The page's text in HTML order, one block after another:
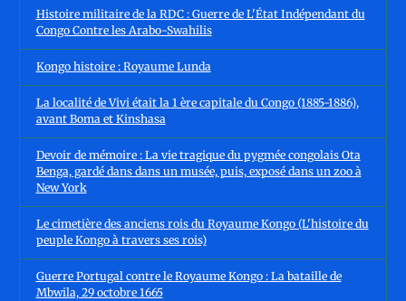
Histoire militaire de la RDC : Guerre de L'État Indépendant du
Congo Contre les Arabo-Swahilis
Kongo histoire : Royaume Lunda
La localité de Vivi était la 1 ère capitale du Congo (1885-1886),
avant Boma et Kinshasa
Devoir de mémoire : La vie tragique du pygmée congolais Ota
Benga, gardé dans dans un musée, puis, exposé dans un zoo à
New York
Le cimetière des anciens rois du Royaume Kongo (L'histoire du
peuple Kongo à travers ses rois)
Guerre Portugal contre le Royaume Kongo : La bataille de
Mbwila, 29 octobre 1665